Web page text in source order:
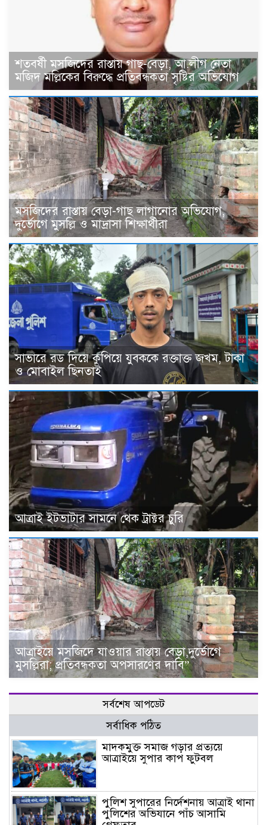
শতবর্ষী মসজিদের রাস্তায় গাছ-বেড়া, আ.লীগ নেতা
মজিদ মল্লিকের বিরুদ্ধে প্রতিবন্ধকতা সৃষ্টির অভিযোগ
মসজিদের রাস্তায় বেড়া-গাছ লাগানোর অভিযোগ,
দুর্ভোগে মুসল্লি ও মাদ্রাসা শিক্ষার্থীরা
সাভারে রড দিয়ে কুপিয়ে যুবককে রক্তাক্ত জখম, টাকা
ও মোবাইল ছিনতাই
আত্রাই ইটভাটার সামনে থেক ট্রাক্টর চুরি
আত্রাইয়ে মসজিদে যাওয়ার রাস্তায় বেড়া,দুর্ভোগে
মুসল্লিরা; প্রতিবন্ধকতা অপসারণের দাবি”
সর্বশেষ আপডেট
সর্বাধিক পঠিত
মাদকমুক্ত সমাজ গড়ার প্রত্যয়ে
আত্রাইয়ে সুপার কাপ ফুটবল
পুলিশ সুপারের নির্দেশনায় আত্রাই থানা
পুলিশের অভিযানে পাঁচ আসামি